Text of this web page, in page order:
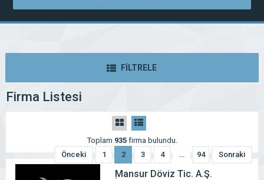
FİLTRELE
Firma Listesi
Toplam 935firma bulundu.
Önceki
1 2 3 4 … 94 Sonraki
Mansur Döviz Tic. A.Ş.